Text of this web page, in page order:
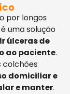
por longos
é uma solução
úlceras de
ao paciente.
colchões
domiciliar e
e manter.